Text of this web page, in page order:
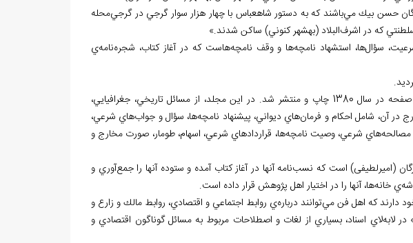
حسن بيك ميباشند كه به دستور شاه‏عباس با چهار هزار سوار گرجي در گرجيمحله
كه در اشرفالبلاد (بهشهر كنوني) ساكن شدند.»
سؤالها، استشهاد نامچهها و وقف نامچههاست كه در آغاز كتاب، شجرهنامهي
آخرين جلد اين مجموعه، در قطعی رقعی، در حدود 350 صفحه در سال 1380 چاپ و منتشر شد. در اين مجلد، از مسائل تاريخي، جغرافيايي،
در آن، شامل احكام و فرمانهاي ديواني، پيشنهاد نامچهها، سؤال و جوابهاي شرعي،
مصالحههاي شرعي، وصيت نامچهها، قراردادهاي شرعي، اسهام، طومار، صورت مخارج و
(امیرلطیفی) است كه نسبنامه آن‏ها در آغاز كتاب آمده و ستوده آن‏ها را جمعآوري و
ي خانهها، آن‏ها را در اختيار اهل پژوهش قرار داده است.
دارند كه اهل فن ميتوانند دربارهي روابط اجتماعي و اقتصادي، روابط مالك و زارع و
لابهلاي اسناد، بسياري از لغات و اصطلاحات مربوط به مسائل گوناگون اقتصادي و